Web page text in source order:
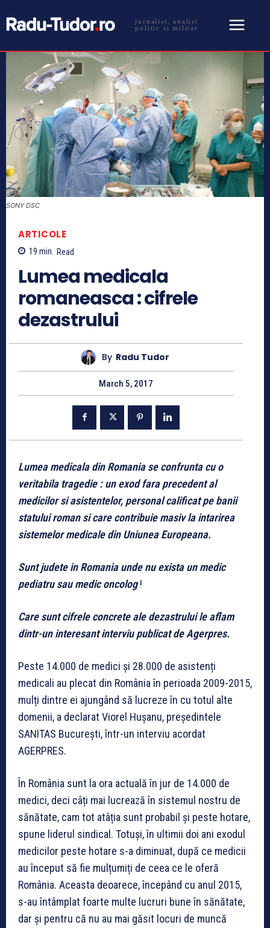
jurnalist, analist
politic si militar
SONY DSC
ARTICOLE
19 min. Read
Lumea medicala
romaneasca : cifrele
dezastrului
By Radu Tudor
March 5, 2017
Lumea medicala din Romania se confrunta cu o
veritabila tragedie : un exod fara precedent al
medicilor si asistentelor, personal calificat pe banii
statului roman si care contribuie masiv la intarirea
sistemelor medicale din Uniunea Europeana.
Sunt judete in Romania unde nu exista un medic
pediatru sau medic oncolog !
Care sunt cifrele concrete ale dezastrului le aflam
dintr-un interesant interviu publicat de Agerpres.
Peste 14.000 de medici și 28.000 de asistenți
medicali au plecat din România în perioada 2009-2015,
mulți dintre ei ajungând să lucreze în cu totul alte
domenii, a declarat Viorel Hușanu, președintele
SANITAS București, într-un interviu acordat
AGERPRES.
În România sunt la ora actuală în jur de 14.000 de
medici, deci câți mai lucrează în sistemul nostru de
sănătate, cam tot atâția sunt probabil și peste hotare,
spune liderul sindical. Totuși, în ultimii doi ani exodul
medicilor peste hotare s-a diminuat, după ce medicii
au început să fie mulțumiți de ceea ce le oferă
România. Aceasta deoarece, începând cu anul 2015,
s-au întâmplat foarte multe lucruri bune în sănătate,
dar și pentru că nu au mai găsit locuri de muncă